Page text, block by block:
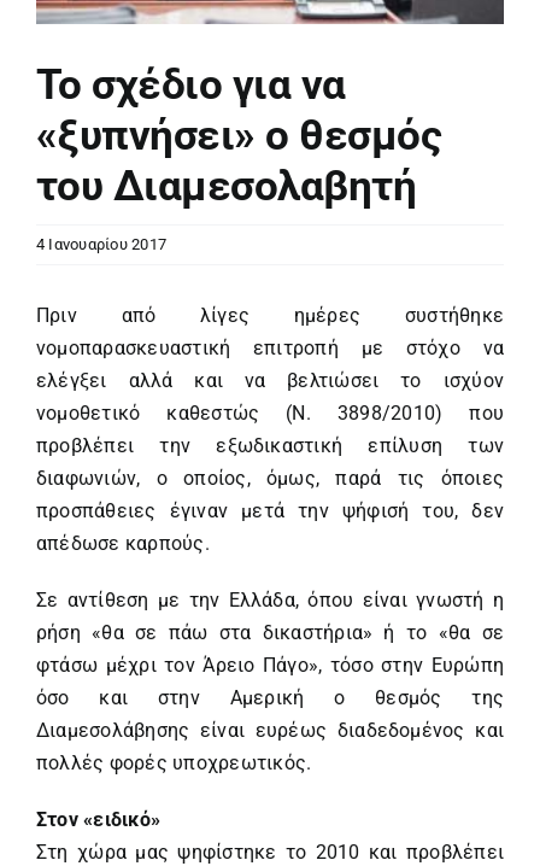
Το σχέδιο για να
«ξυπνήσει» ο θεσμός
του Διαμεσολαβητή
4 Ιανουαρίου 2017
Πριν από λίγες ημέρες συστήθηκε
νομοπαρασκευαστική επιτροπή με στόχο να
ελέγξει αλλά και να βελτιώσει το ισχύον
νομοθετικό καθεστώς (Ν. 3898/2010) που
προβλέπει την εξωδικαστική επίλυση των
διαφωνιών, ο οποίος, όμως, παρά τις όποιες
προσπάθειες έγιναν μετά την ψήφισή του, δεν
απέδωσε καρπούς.
Σε αντίθεση με την Ελλάδα, όπου είναι γνωστή η
ρήση «θα σε πάω στα δικαστήρια» ή το «θα σε
φτάσω μέχρι τον Άρειο Πάγο», τόσο στην Ευρώπη
όσο και στην Αμερική ο θεσμός της
Διαμεσολάβησης είναι ευρέως διαδεδομένος και
πολλές φορές υποχρεωτικός.
Στον «ειδικό»
Στη χώρα μας ψηφίστηκε το 2010 και προβλέπει